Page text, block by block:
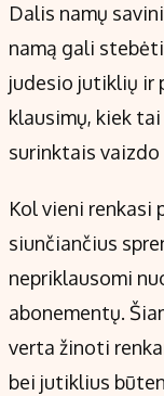
Turinio žymėjimo
Kontaktai
Regionų naujienos
Indėlių palūkanos
Dalis namų
namą gali
judesio jutiklių ir
klausimų, kiek
surinktais
Kol vieni renkasi
siunčiančius
nepriklausomi
abonementų.
verta žinoti
bei jutiklius